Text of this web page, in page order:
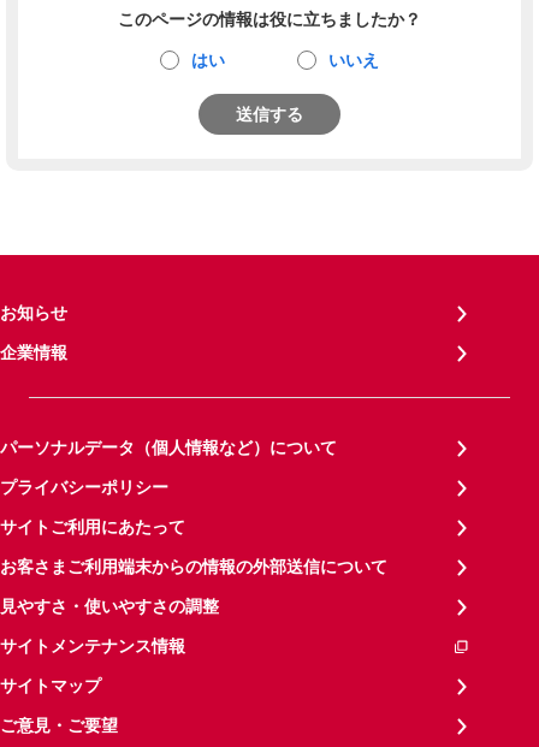
このページの情報は役に立ちましたか？
はい いいえ
送信する
お知らせ
企業情報
パーソナルデータ（個人情報など）について
プライバシーポリシー
サイトご利用にあたって
お客さまご利用端末からの情報の外部送信について
見やすさ・使いやすさの調整
サイトメンテナンス情報
サイトマップ
ご意見・ご要望